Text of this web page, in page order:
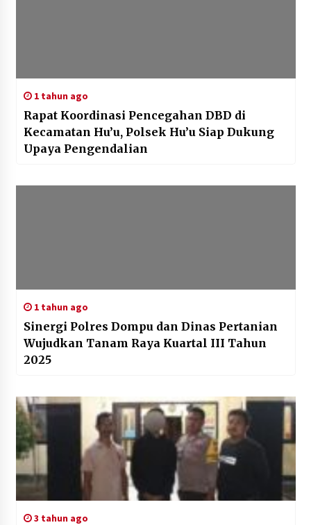
1 tahun ago
Rapat Koordinasi Pencegahan DBD di
Kecamatan Hu’u, Polsek Hu’u Siap Dukung
Upaya Pengendalian
1 tahun ago
Sinergi Polres Dompu dan Dinas Pertanian
Wujudkan Tanam Raya Kuartal III Tahun
2025
3 tahun ago